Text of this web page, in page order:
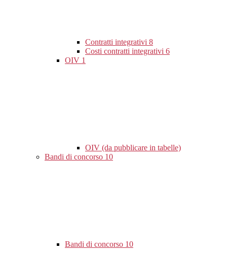
Contratti integrativi 8
Costi contratti integrativi 6
OIV 1
OIV (da pubblicare in tabelle)
Bandi di concorso 10
Bandi di concorso 10